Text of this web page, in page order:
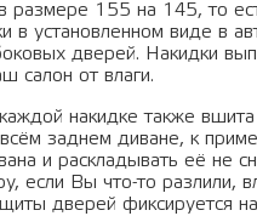
размере 155 на 145, то
в установленном виде в
дверей. Накидки
салон от влаги.
накидке также
заднем диване, к
и раскладывать её не
если Вы что-то разлили,
дверей фиксируется на